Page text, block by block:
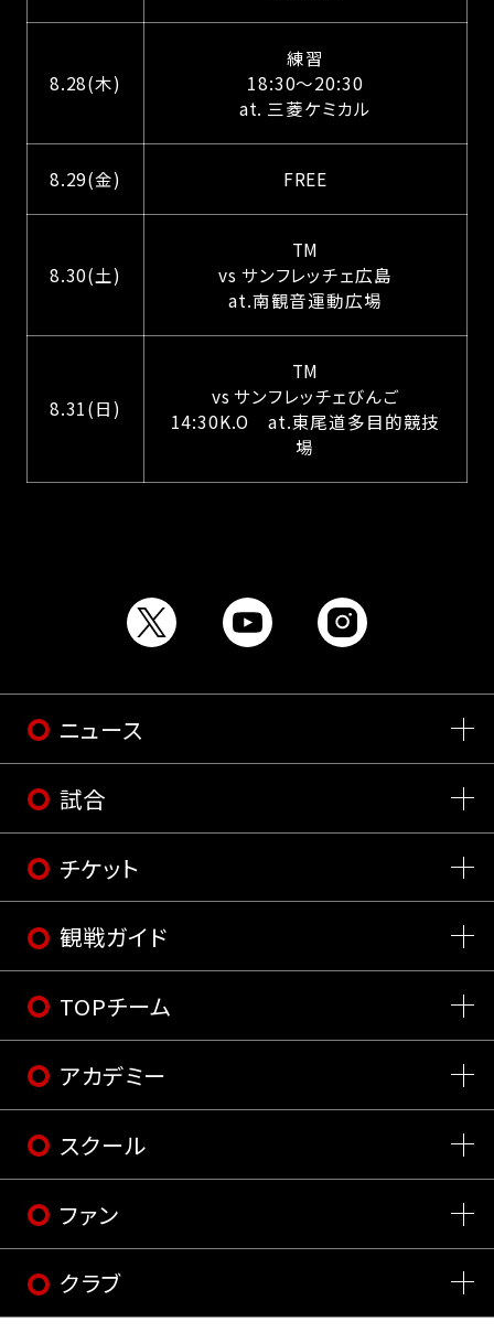
8.28(木)
練習
18:30～20:30
at. 三菱ケミカル
8.29(金) FREE
8.30(土)
TM
vs サンフレッチェ広島
at.南観音運動広場
8.31(日)
TM
vs サンフレッチェびんご
14:30K.O at.東尾道多目的競技
場
ニュース
試合
チケット
観戦ガイド
TOPチーム
アカデミー
スクール
ファン
クラブ